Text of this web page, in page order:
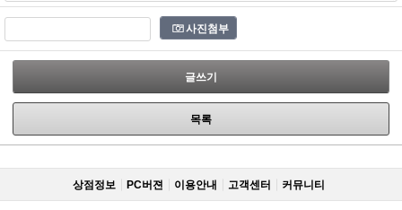
사진첨부
글쓰기
목록
상점정보 PC버젼 이용안내 고객센터 커뮤니티